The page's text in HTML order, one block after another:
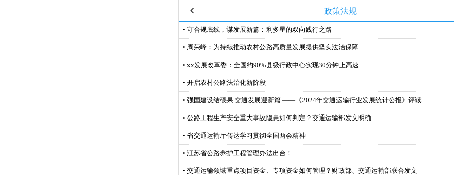
政策法规
• 守合规底线，谋发展新篇：利多星的双向践行之路
• 周荣峰：为持续推动农村公路高质量发展提供坚实法治保障
• xx发展改革委：全国约90%县级行政中心实现30分钟上高速
• 开启农村公路法治化新阶段
• 强国建设结硕果 交通发展迎新篇 ——《2024年交通运输行业发展统计公报》评读
• 公路工程生产安全重大事故隐患如何判定？交通运输部发文明确
• 省交通运输厅传达学习贯彻全国两会精神
• 江苏省公路养护工程管理办法出台！
• 交通运输领域重点项目资金、专项资金如何管理？财政部、交通运输部联合发文